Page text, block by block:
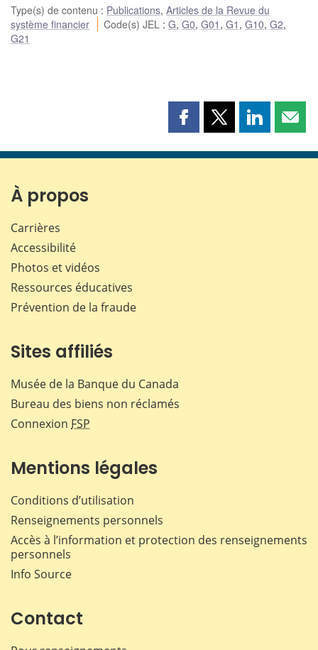
Type(s) de contenu : Publications, Articles de la Revue du
système financier
Code(s) JEL :G,G0,G01 ,G1 ,G10,G2,
G21
Partager
page
Partager
page
Partager
page page
À propos
Carrières
Accessibilité
Photos et vidéos
Ressources éducatives
Prévention de la fraude
Sites affiliés
Musée de la Banque du Canada
Bureau des biens non réclamés
Connexion FSP
Mentions légales
Conditions d’utilisation
Renseignements personnels
Accès à l’information et protection des renseignements
personnels
Info Source
Contact